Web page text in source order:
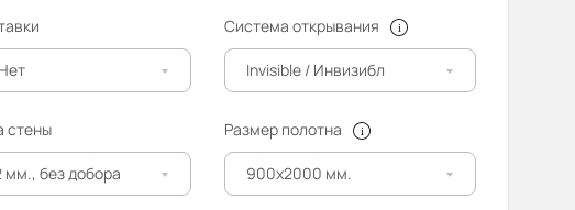
Нет
Система открывания
Invisible / Инвизибл
стены
мм., без добора
Размер полотна
900x2000 мм.